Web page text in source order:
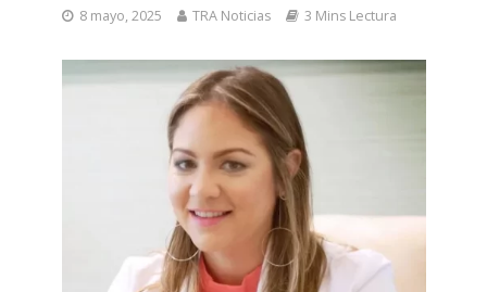
8 mayo, 2025 TRA Noticias 3 Mins Lectura